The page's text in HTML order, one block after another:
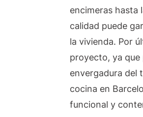
encimeras hasta
calidad puede
la vivienda. Por
proyecto, ya que
envergadura del
cocina en
funcional y